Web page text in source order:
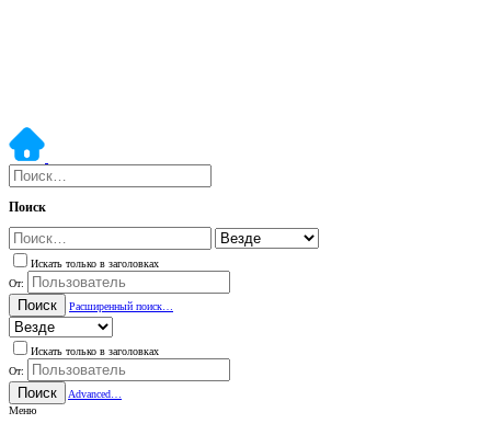
Поиск
Искать только в заголовках
От:
Поиск Расширенный поиск…
Искать только в заголовках
От:
Поиск
Advanced…
Меню